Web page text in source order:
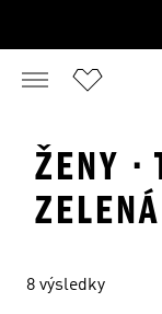
ŽENY ·
ZELENÁ
8 výsledky